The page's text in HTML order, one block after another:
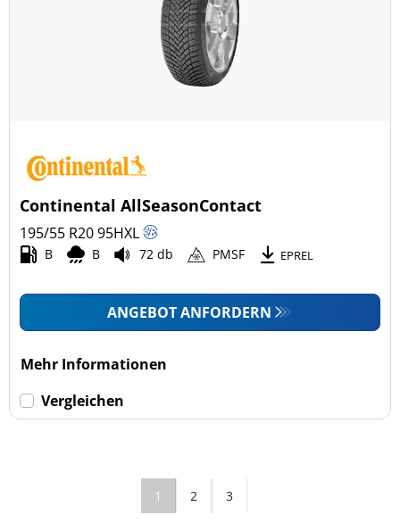
Continental AllSeasonContact
195/55 R2095HXL
B B 72 db PMSF EPREL
ANGEBOT ANFORDERN
Mehr Informationen
Vergleichen
1 2 3